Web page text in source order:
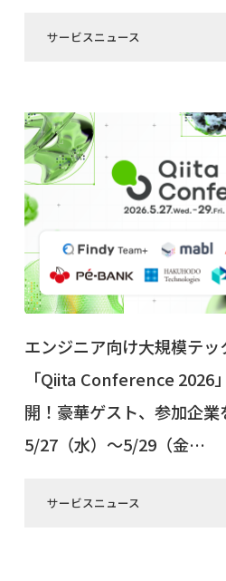
サービスニュース
エンジニア向け大規模テッ
「Qiita Conference 2026
開！豪華ゲスト、参加企業
5/27（水）〜5/29（金…
サービスニュース